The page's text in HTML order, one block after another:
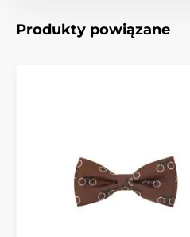
Produkty powiązane